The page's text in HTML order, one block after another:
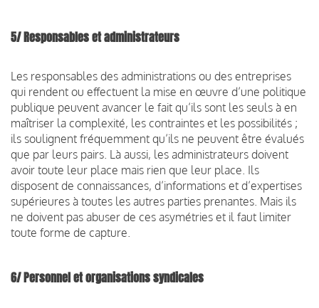
5/ Responsables et administrateurs
Les responsables des administrations ou des entreprises
qui rendent ou effectuent la mise en œuvre d’une politique
publique peuvent avancer le fait qu’ils sont les seuls à en
maîtriser la complexité, les contraintes et les possibilités ;
ils soulignent fréquemment qu’ils ne peuvent être évalués
que par leurs pairs. Là aussi, les administrateurs doivent
avoir toute leur place mais rien que leur place. Ils
disposent de connaissances, d’informations et d’expertises
supérieures à toutes les autres parties prenantes. Mais ils
ne doivent pas abuser de ces asymétries et il faut limiter
toute forme de capture.
6/ Personnel et organisations syndicales